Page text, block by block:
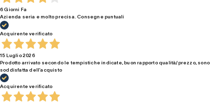
6 Giorni Fa
Azienda seria e molto precisa. Consegne puntuali
Acquirente verificato
15 Luglio 2026
Prodotto arrivato secondo le tempistiche indicate, buon rapporto qualità/prezzo, sono
soddisfatta dell’acquisto
Acquirente verificato